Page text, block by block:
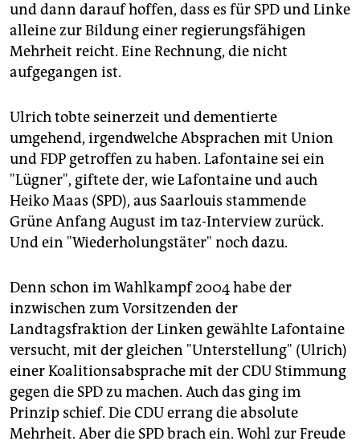
und dann darauf hoffen, dass es für SPD und Linke
alleine zur Bildung einer regierungsfähigen
Mehrheit reicht. Eine Rechnung, die nicht
aufgegangen ist.
Ulrich tobte seinerzeit und dementierte
umgehend, irgendwelche Absprachen mit Union
und FDP getroffen zu haben. Lafontaine sei ein
"Lügner", giftete der, wie Lafontaine und auch
Heiko Maas (SPD), aus Saarlouis stammende
Grüne Anfang August im taz-Interview zurück.
Und ein "Wiederholungstäter" noch dazu.
Denn schon im Wahlkampf 2004 habe der
inzwischen zum Vorsitzenden der
Landtagsfraktion der Linken gewählte Lafontaine
versucht, mit der gleichen "Unterstellung" (Ulrich)
einer Koalitionsabsprache mit der CDU Stimmung
gegen die SPD zu machen. Auch das ging im
Prinzip schief. Die CDU errang die absolute
Mehrheit. Aber die SPD brach ein. Wohl zur Freude